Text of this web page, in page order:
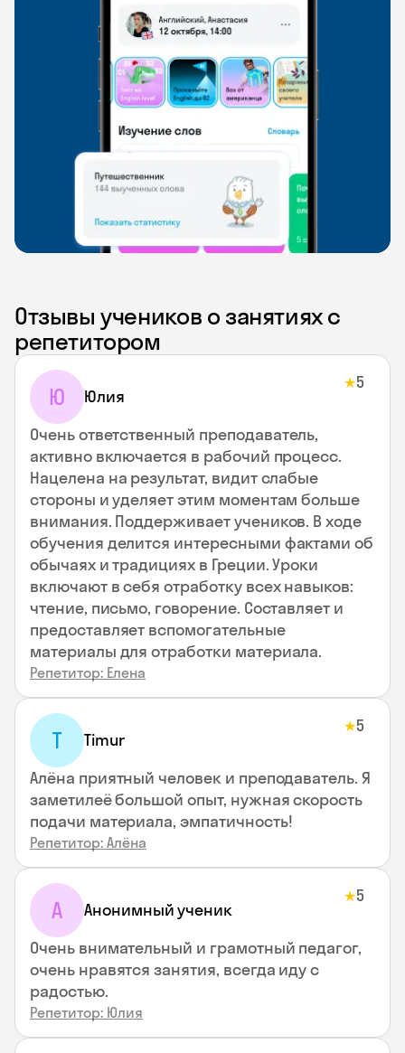
Отзывы учеников о занятиях с
репетитором
Ю Юлия
★5
Очень ответственный преподаватель,
активно включается в рабочий процесс.
Нацелена на результат, видит слабые
стороны и уделяет этим моментам больше
внимания. Поддерживает учеников. В ходе
обучения делится интересными фактами об
обычаях и традициях в Греции. Уроки
включают в себя отработку всех навыков:
чтение, письмо, говорение. Составляет и
предоставляет вспомогательные
материалы для отработки материала.
Репетитор: Елена
T Timur
★5
Алёна приятный человек и преподаватель. Я
заметилеё большой опыт, нужная скорость
подачи материала, эмпатичность!
Репетитор: Алёна
А Анонимный ученик
★5
Очень внимательный и грамотный педагог,
очень нравятся занятия, всегда иду с
радостью.
Репетитор: Юлия